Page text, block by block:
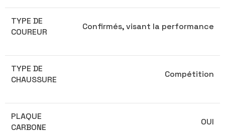
TYPE DE
COUREUR
Confirmés, visant la performance
TYPE DE
CHAUSSURE
Compétition
PLAQUE
CARBONE
OUI